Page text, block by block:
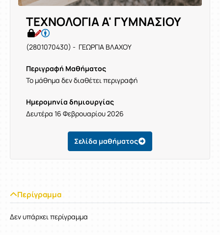
ΤΕΧΝΟΛΟΓΙΑ Α' ΓΥΜΝΑΣΙΟΥ
(2801070430) - ΓΕΩΡΓΙΑ ΒΛΑΧΟΥ
Περιγραφή Μαθήματος
Το μάθημα δεν διαθέτει περιγραφή
Ημερομηνία δημιουργίας
Δευτέρα 16 Φεβρουαρίου 2026
Σελίδα μαθήματος
Περίγραμμα
Δεν υπάρχει περίγραμμα